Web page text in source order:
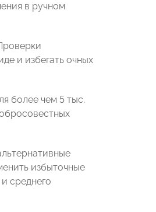
в ручном
и избегать очных
более чем 5 тыс.
избыточные
среднего